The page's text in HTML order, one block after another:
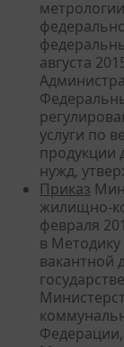
августа
услуги по
продукции
нужд,
Приказ
жилищно-
февраля
в
вакантной